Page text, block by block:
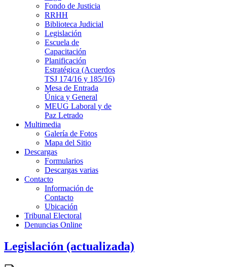
Fondo de Justicia
RRHH
Biblioteca Judicial
Legislación
Escuela de
Capacitación
Planificación
Estratégica (Acuerdos
TSJ 174/16 y 185/16)
Mesa de Entrada
Única y General
MEUG Laboral y de
Paz Letrado
Multimedia
Galería de Fotos
Mapa del Sitio
Descargas
Formularios
Descargas varias
Contacto
Información de
Contacto
Ubicación
Tribunal Electoral
Denuncias Online
Legislación (actualizada)